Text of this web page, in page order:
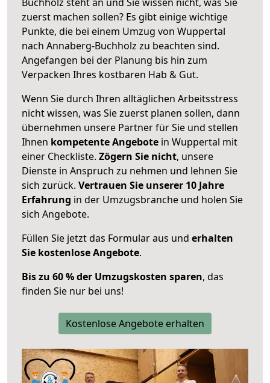
zuerst machen sollen? Es gibt einige wichtige
Punkte, die bei einem Umzug von Wuppertal
nach Annaberg-Buchholz zu beachten sind.
Angefangen bei der Planung bis hin zum
Verpacken Ihres kostbaren Hab & Gut.
Wenn Sie durch Ihren alltäglichen Arbeitsstress
nicht wissen, was Sie zuerst planen sollen, dann
übernehmen unsere Partner für Sie und stellen
Ihnen kompetente Angebote in Wuppertal mit
einer Checkliste. Zögern Sie nicht, unsere
Dienste in Anspruch zu nehmen und lehnen Sie
sich zurück. Vertrauen Sie unserer 10 Jahre
Erfahrung in der Umzugsbranche und holen Sie
sich Angebote.
Füllen Sie jetzt das Formular aus und erhalten
Sie kostenlose Angebote.
Bis zu 60 % der Umzugskosten sparen, das
finden Sie nur bei uns!
Kostenlose Angebote erhalten